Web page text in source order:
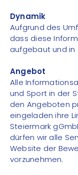
Dynamik
Aufgrund des
dass diese
aufgebaut und
Angebot
Alle
und Sport in der
den Angeboten
eingeladen ihre
Steiermark
dürfen wir alle
Website der
vorzunehmen.